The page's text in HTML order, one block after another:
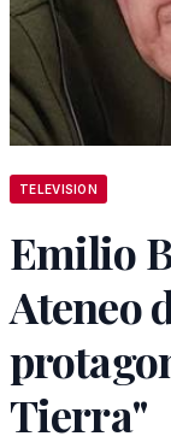
TELEVISION
Emilio
Ateneo
Tierra"